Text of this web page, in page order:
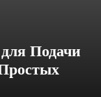
Подачи